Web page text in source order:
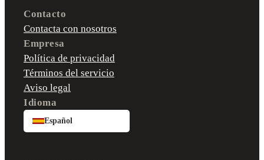
Contacto
Contacta con nosotros
Empresa
Política de privacidad
Términos del servicio
Aviso legal
Idioma
Español